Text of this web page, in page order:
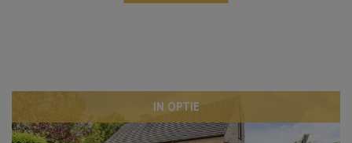
IN OPTIE